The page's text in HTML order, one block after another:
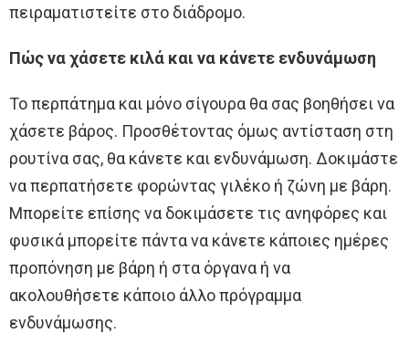
πειραματιστείτε στο διάδρομο.
Πώς να χάσετε κιλά και να κάνετε ενδυνάμωση
Το περπάτημα και μόνο σίγουρα θα σας βοηθήσει να
χάσετε βάρος. Προσθέτοντας όμως αντίσταση στη
ρουτίνα σας, θα κάνετε και ενδυνάμωση. Δοκιμάστε
να περπατήσετε φορώντας γιλέκο ή ζώνη με βάρη.
Μπορείτε επίσης να δοκιμάσετε τις ανηφόρες και
φυσικά μπορείτε πάντα να κάνετε κάποιες ημέρες
προπόνηση με βάρη ή στα όργανα ή να
ακολουθήσετε κάποιο άλλο πρόγραμμα
ενδυνάμωσης.